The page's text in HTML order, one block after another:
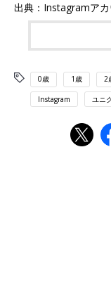
出典：Instagramアカ
0歳 1歳 2
Instagram ユニ